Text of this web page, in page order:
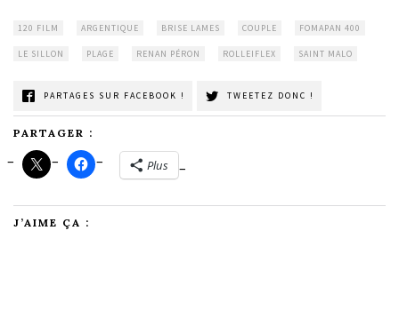
120 FILM ARGENTIQUE BRISE LAMES COUPLE FOMAPAN 400
LE SILLON PLAGE RENAN PÉRON ROLLEIFLEX SAINT MALO
PARTAGES SUR FACEBOOK ! TWEETEZ DONC !
PARTAGER :
Plus
J’AIME ÇA :